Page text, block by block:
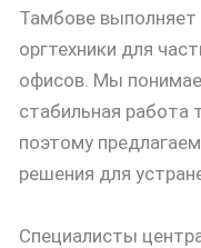
Тамбове
оргтехники для
офисов. Мы
стабильная работа
поэтому
решения для
Специалисты